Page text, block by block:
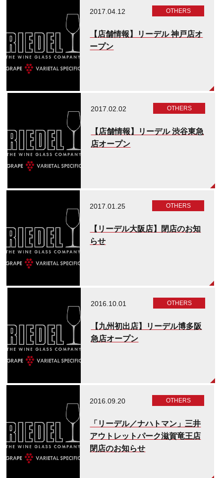
2017.04.12 OTHERS
【店舗情報】リーデル 神戸店オ
ープン
2017.02.02 OTHERS
【店舗情報】リーデル 渋谷東急
店オープン
2017.01.25 OTHERS
【リーデル大阪店】閉店のお知
らせ
2016.10.01 OTHERS
【九州初出店】リーデル博多阪
急店オープン
2016.09.20 OTHERS
「リーデル／ナハトマン」三井
アウトレットパーク滋賀竜王店
閉店のお知らせ